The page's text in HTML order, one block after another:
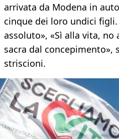
arrivata da Modena in
cinque dei loro undici
assoluto», «Sì alla vita, no
sacra dal concepimento»,
striscioni.